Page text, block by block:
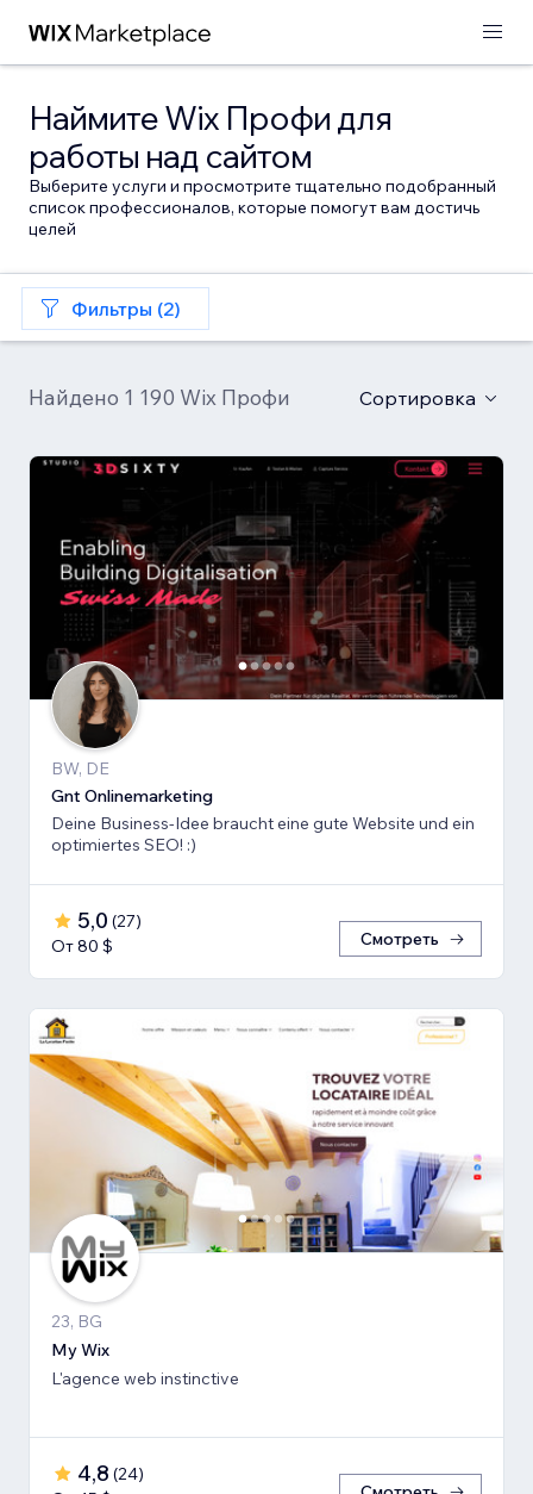
Наймите Wix Профи для
работы над сайтом
Выберите услуги и просмотрите тщательно подобранный
список профессионалов, которые помогут вам достичь
целей
Фильтры (2)
Найдено 1 190 Wix Профи Сортировка
BW, DE
Gnt Onlinemarketing
Deine Business-Idee braucht eine gute Website und ein
optimiertes SEO! :)
5,0 (27)
От 80 $
Смотреть
23, BG
My Wix
L'agence web instinctive
4,8 (24)